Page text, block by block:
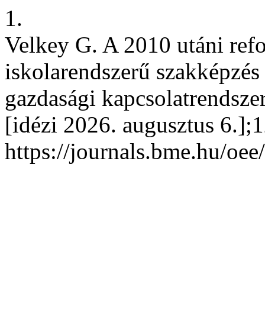
1.
Velkey G. A 2010 utáni
iskolarendszerű
gazdasági
[idézi 2026. augusztus
https://journals.bme.hu/